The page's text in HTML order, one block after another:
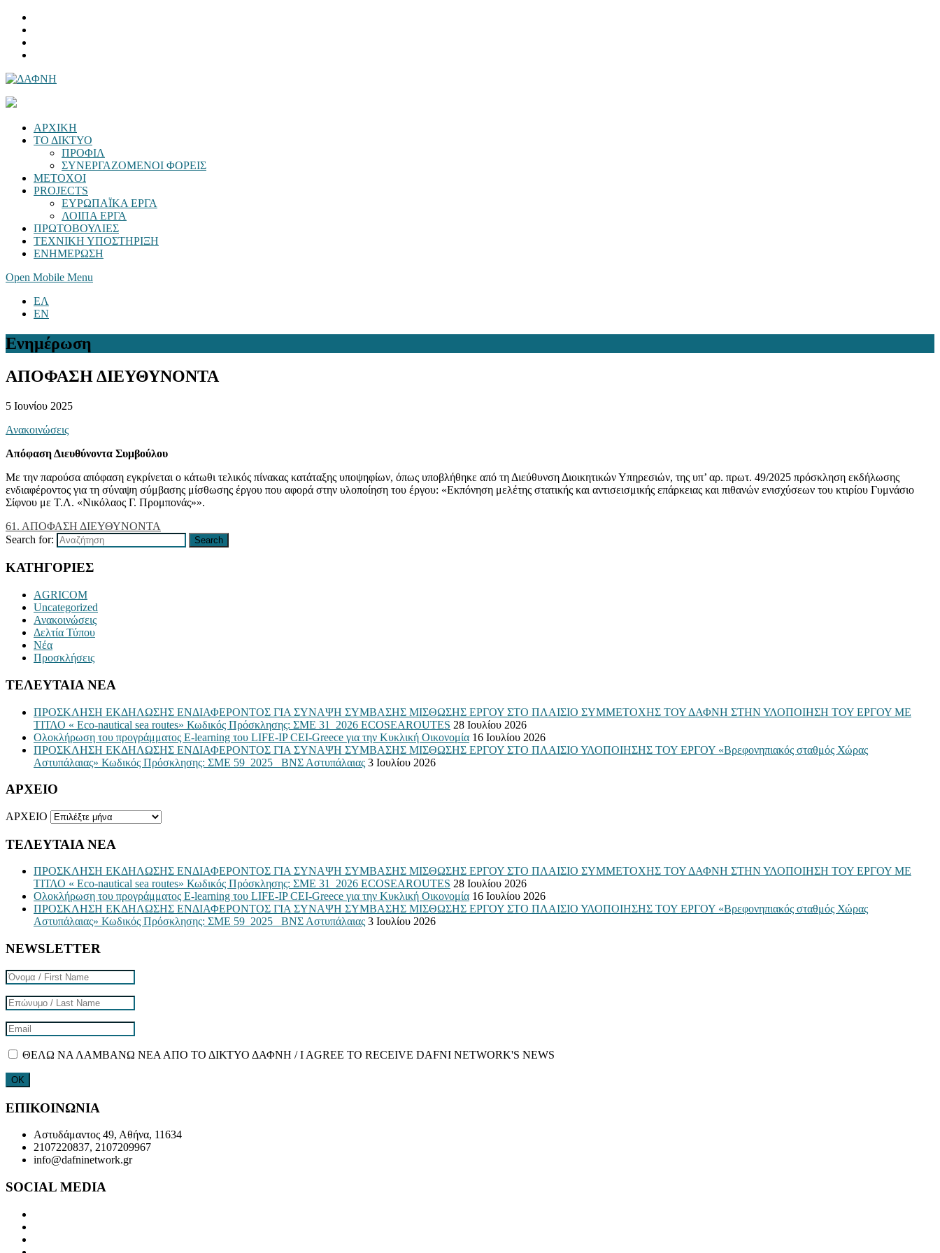
ΑΡΧΙΚΗ
ΤΟ ΔΙΚΤΥΟ
ΠΡΟΦΙΛ
ΣΥΝΕΡΓΑΖΟΜΕΝΟΙ ΦΟΡΕΙΣ
ΜΕΤΟΧΟΙ
PROJECTS
ΕΥΡΩΠΑΪΚΑ ΕΡΓΑ
ΛΟΙΠΑ ΕΡΓΑ
ΠΡΩΤΟΒΟΥΛΙΕΣ
ΤΕΧΝΙΚΗ ΥΠΟΣΤΗΡΙΞΗ
ΕΝΗΜΕΡΩΣΗ
Open Mobile Menu
ΕΛ
EN
Ενημέρωση
ΑΠΟΦΑΣΗ ΔΙΕΥΘΥΝΟΝΤΑ
5 Ιουνίου 2025
Ανακοινώσεις
Απόφαση Διευθύνοντα Συμβούλου
Με την παρούσα απόφαση εγκρίνεται ο κάτωθι τελικός πίνακας κατάταξης υποψηφίων, όπως υποβλήθηκε από τη Διεύθυνση Διοικητικών Υπηρεσιών, της υπ’ αρ. πρωτ. 49/2025 πρόσκληση εκδήλωσης
ενδιαφέροντος για τη σύναψη σύμβασης μίσθωσης έργου που αφορά στην υλοποίηση του έργου: «Εκπόνηση μελέτης στατικής και αντισεισμικής επάρκειας και πιθανών ενισχύσεων του κτιρίου Γυμνάσιο
Σίφνου με Τ.Λ. «Νικόλαος Γ. Προμπονάς»».
61. ΑΠΟΦΑΣΗ ΔΙΕΥΘΥΝΟΝΤΑ
Search for:
Search
ΚΑΤΗΓΟΡΙΕΣ
AGRICOM
Uncategorized
Ανακοινώσεις
Δελτία Τύπου
Νέα
Προσκλήσεις
ΤΕΛΕΥΤΑΙΑ ΝΕΑ
ΠΡΟΣΚΛΗΣΗ ΕΚΔΗΛΩΣΗΣ ΕΝΔΙΑΦΕΡΟΝΤΟΣ ΓΙΑ ΣΥΝΑΨΗ ΣΥΜΒΑΣΗΣ ΜΙΣΘΩΣΗΣ ΕΡΓΟΥ ΣΤΟ ΠΛΑΙΣΙΟ ΣΥΜΜΕΤΟΧΗΣ ΤΟΥ ΔΑΦΝΗ ΣΤΗΝ ΥΛΟΠΟΙΗΣΗ ΤΟΥ ΕΡΓΟΥ ΜΕ
ΤΙΤΛΟ « Eco-nautical sea routes» Κωδικός Πρόσκλησης: ΣΜΕ 31_2026 ECOSEAROUTES 28 Ιουλίου 2026
Ολοκλήρωση του προγράμματος E-learning του LIFE-IP CEI-Greece για την Κυκλική Οικονομία 16 Ιουλίου 2026
ΠΡΟΣΚΛΗΣΗ ΕΚΔΗΛΩΣΗΣ ΕΝΔΙΑΦΕΡΟΝΤΟΣ ΓΙΑ ΣΥΝΑΨΗ ΣΥΜΒΑΣΗΣ ΜΙΣΘΩΣΗΣ ΕΡΓΟΥ ΣΤΟ ΠΛΑΙΣΙΟ ΥΛΟΠΟΙΗΣΗΣ ΤΟΥ ΕΡΓΟΥ «Βρεφονηπιακός σταθμός Χώρας
Αστυπάλαιας» Κωδικός Πρόσκλησης: ΣΜΕ 59_2025_ ΒΝΣ Αστυπάλαιας 3 Ιουλίου 2026
ΑΡΧΕΙΟ
ΑΡΧΕΙΟ
ΤΕΛΕΥΤΑΙΑ ΝΕΑ
ΠΡΟΣΚΛΗΣΗ ΕΚΔΗΛΩΣΗΣ ΕΝΔΙΑΦΕΡΟΝΤΟΣ ΓΙΑ ΣΥΝΑΨΗ ΣΥΜΒΑΣΗΣ ΜΙΣΘΩΣΗΣ ΕΡΓΟΥ ΣΤΟ ΠΛΑΙΣΙΟ ΣΥΜΜΕΤΟΧΗΣ ΤΟΥ ΔΑΦΝΗ ΣΤΗΝ ΥΛΟΠΟΙΗΣΗ ΤΟΥ ΕΡΓΟΥ ΜΕ
ΤΙΤΛΟ « Eco-nautical sea routes» Κωδικός Πρόσκλησης: ΣΜΕ 31_2026 ECOSEAROUTES 28 Ιουλίου 2026
Ολοκλήρωση του προγράμματος E-learning του LIFE-IP CEI-Greece για την Κυκλική Οικονομία 16 Ιουλίου 2026
ΠΡΟΣΚΛΗΣΗ ΕΚΔΗΛΩΣΗΣ ΕΝΔΙΑΦΕΡΟΝΤΟΣ ΓΙΑ ΣΥΝΑΨΗ ΣΥΜΒΑΣΗΣ ΜΙΣΘΩΣΗΣ ΕΡΓΟΥ ΣΤΟ ΠΛΑΙΣΙΟ ΥΛΟΠΟΙΗΣΗΣ ΤΟΥ ΕΡΓΟΥ «Βρεφονηπιακός σταθμός Χώρας
Αστυπάλαιας» Κωδικός Πρόσκλησης: ΣΜΕ 59_2025_ ΒΝΣ Αστυπάλαιας 3 Ιουλίου 2026
NEWSLETTER
ΘΕΛΩ ΝΑ ΛΑΜΒΑΝΩ ΝΕΑ ΑΠΟ ΤΟ ΔΙΚΤΥΟ ΔΑΦΝΗ / I AGREE TO RECEIVE DAFNI NETWORK'S NEWS
ΕΠΙΚΟΙΝΩΝΙΑ
Αστυδάμαντος 49, Αθήνα, 11634
2107220837, 2107209967
info@dafninetwork.gr
SOCIAL MEDIA